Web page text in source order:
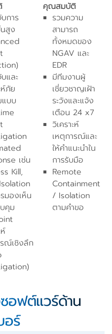
การ
สูง
และ
ห์ภัย
บบ
เช่น
Kill,
มองเห็น
คุม
ณ์เชิงลึก
คุณสมบัติ
รวมความ
สามารถ
ทั้งหมดของ
NGAV และ
EDR
มีทีมงานผู้
เชี่ยวชาญเฝ้า
ระวังและแจ้ง
เตือน 24 x7
วิเคราะห์
เหตุการณ์และ
ให้คำแนะนำใน
การรับมือ
Remote
Containment
/ Isolation
ตามคำขอ
อฟต์แวร์ด้าน
อร์